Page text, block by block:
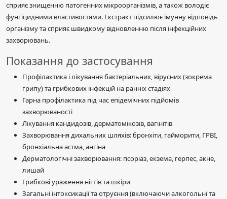
сприяє знищенню патогенних мікроорганізмів, а також володіє
фунгіцидними властивостями. Екстракт підсилює імунну відповідь
організму та сприяє швидкому відновленню після інфекційних
захворювань.
Показання до застосування
Профілактика і лікування бактеріальних, вірусних (зокрема
грипу) та грибкових інфекцій на ранніх стадіях
Гарна профілактика під час епідемічних підйомів
захворюваності
Лікування кандидозів, дерматомікозів, вагінітів
Захворювання дихальних шляхів: бронхіти, гайморити, ГРВІ,
бронхіальна астма, ангіна
Дерматологічні захворювання: псоріаз, екзема, герпес, акне,
лишай
Грибкові ураження нігтів та шкіри
Загальні інтоксикації та отруєння (включаючи алкогольні та